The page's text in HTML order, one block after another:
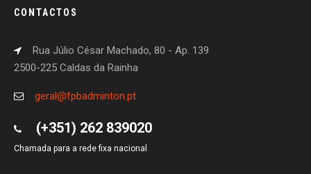
CONTACTOS
Rua Júlio César Machado, 80 - Ap. 139
2500-225 Caldas da Rainha
geral@fpbadminton.pt
(+351) 262 839020
Chamada para a rede fixa nacional